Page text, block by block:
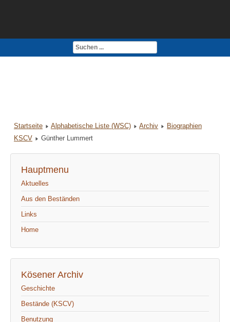
Impressum
Startseite Alphabetische Liste (WSC) Archiv
Biographien
KSCV
Günther Lummert
Hauptmenu
Aktuelles
Aus den Beständen
Links
Home
Kösener Archiv
Geschichte
Bestände (KSCV)
Benutzung